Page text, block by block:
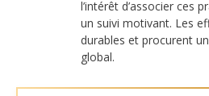
l’intérêt d’associer ces
un suivi motivant. Les
durables et procurent
global.